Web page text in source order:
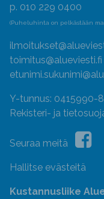
p. 010 229 0400
(Puheluhinta on pelkästään
toimitus@alueviesti.fi
Y-tunnus: 0415990-8
Rekisteri- ja
Seuraa meitä
Hallitse evästeitä
Kustannusliike